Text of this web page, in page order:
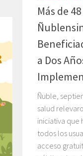
Más de
a Dos
Ñuble,
salud
iniciativa que
todos los
acceso